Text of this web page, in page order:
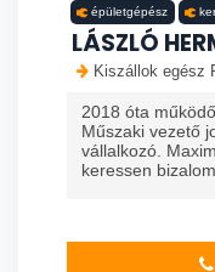
épületgépész
LÁSZLÓ
Kiszállok egész
2018 óta
Műszaki vezető
vállalkozó.
keressen